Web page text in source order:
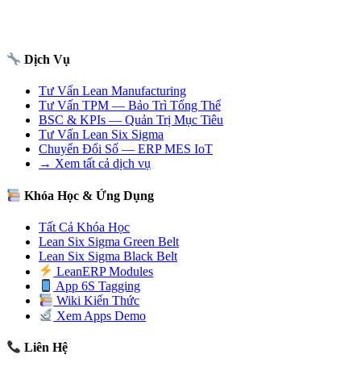
Dịch Vụ
Tư Vấn Lean Manufacturing
Tư Vấn TPM — Bảo Trì Tổng Thể
BSC & KPIs — Quản Trị Mục Tiêu
Tư Vấn Lean Six Sigma
Chuyển Đổi Số — ERP MES IoT
→ Xem tất cả dịch vụ
Khóa Học & Ứng Dụng
Tất Cả Khóa Học
Lean Six Sigma Green Belt
Lean Six Sigma Black Belt
LeanERP Modules
App 6S Tagging
Wiki Kiến Thức
Xem Apps Demo
Liên Hệ